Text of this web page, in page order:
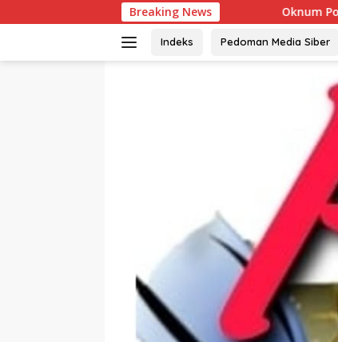
ke
Breaking News
Oknum Polisi Kebon Jeruk Jadi
Indeks Pedoman Media Siber